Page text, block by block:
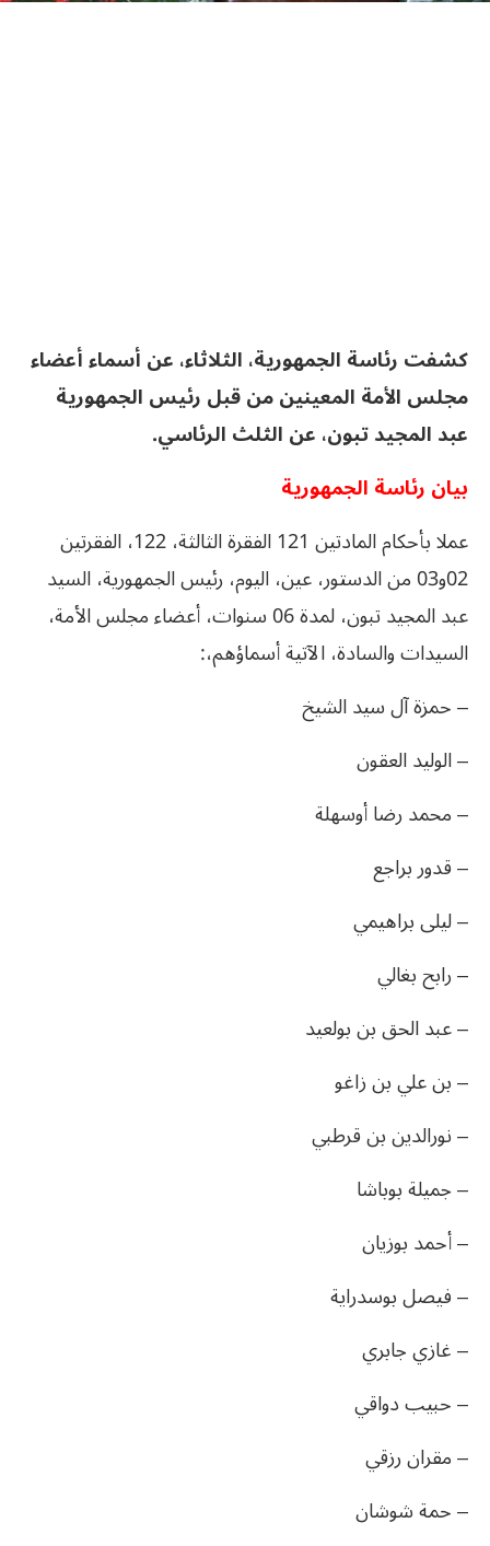
كشفت رئاسة الجمهورية، الثلاثاء، عن أسماء أعضاء
مجلس الأمة المعينين من قبل رئيس الجمهورية
عبد المجيد تبون، عن الثلث الرئاسي.
بيان رئاسة الجمهورية
عملا بأحكام المادتين 121 الفقرة الثالثة، 122، الفقرتين
02و03 من الدستور، عين، اليوم، رئيس الجمهورية، السيد
عبد المجيد تبون، لمدة 06 سنوات، أعضاء مجلس الأمة،
السيدات والسادة، الآتية أسماؤهم،:
– حمزة آل سيد الشيخ
– الوليد العقون
– محمد رضا أوسهلة
– قدور براجع
– ليلى براهيمي
– رابح بغالي
– عبد الحق بن بولعيد
– بن علي بن زاغو
– نورالدين بن قرطبي
– جميلة بوباشا
– أحمد بوزيان
– فيصل بوسدراية
– غازي جابري
– حبيب دواقي
– مقران رزقي
– حمة شوشان